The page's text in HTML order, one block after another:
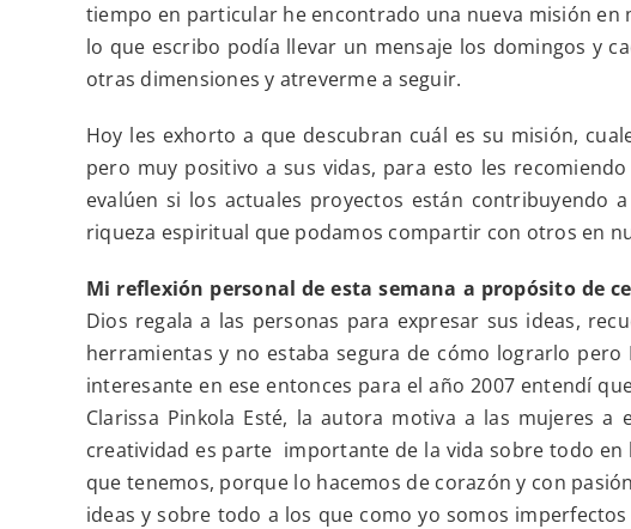
está
en
amor
el
camino
tiempo en particular he encontrado una nueva misión
lo que escribo podía llevar un mensaje los domingos y
otras dimensiones y atreverme a seguir.
Hoy les exhorto a que descubran cuál es su misión,
pero muy positivo a sus vidas, para esto les
evalúen si los actuales proyectos están
riqueza espiritual que podamos compartir con otros en
Mi reflexión personal de esta semana a propósito de
Dios regala a las personas para expresar sus ideas,
herramientas y no estaba segura de cómo lograrlo
interesante en ese entonces para el año 2007 entendí
Clarissa Pinkola Esté, la autora motiva a las mujeres
creatividad es parte importante de la vida sobre todo
que tenemos, porque lo hacemos de corazón y con
ideas y sobre todo a los que como yo somos